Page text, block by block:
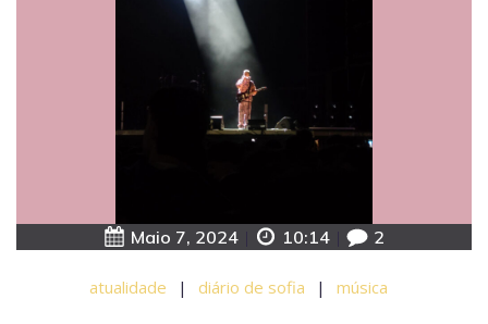
Maio 7, 2024 10:14 2
atualidade | diário de sofia | música